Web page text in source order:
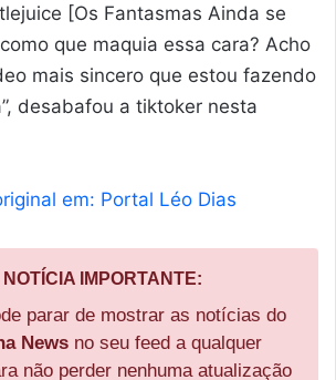
[Os Fantasmas Ainda se
que maquia essa cara? Acho
mais sincero que estou fazendo
desabafou a tiktoker nesta
em: Portal Léo Dias
IMPORTANTE:
parar de mostrar as notícias do
News no seu feed a qualquer
não perder nenhuma atualização